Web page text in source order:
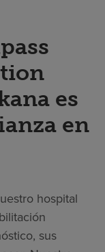
es
en
hospital
sus